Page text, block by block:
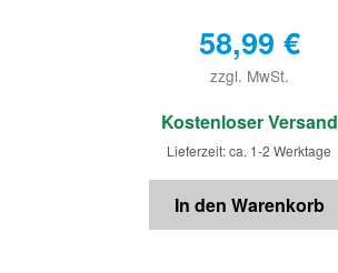
58,99 €
zzgl. MwSt.
€
Kostenloser Versand
Lieferzeit: ca. 1-2 Werktage
In den Warenkorb